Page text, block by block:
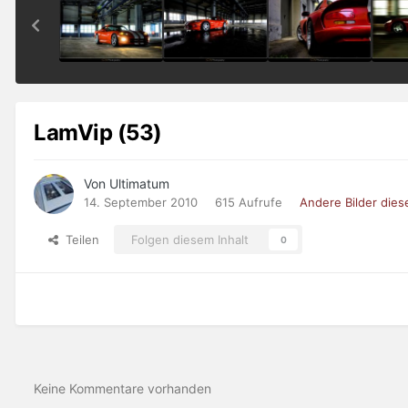
LamVip (53)
Von Ultimatum
14. September 2010 615 Aufrufe Andere Bilder
Teilen Folgen diesem Inhalt 0
Keine Kommentare vorhanden